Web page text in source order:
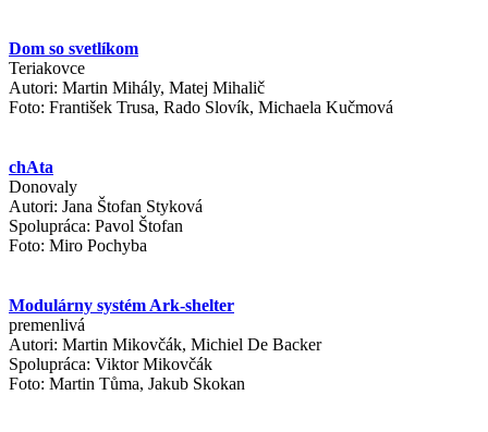
Dom so svetlíkom
Teriakovce
Autori: Martin Mihály, Matej Mihalič
Foto: František Trusa, Rado Slovík, Michaela Kučmová
chAta
Donovaly
Autori: Jana Štofan Styková
Spolupráca: Pavol Štofan
Foto: Miro Pochyba
Modulárny systém Ark-shelter
premenlivá
Autori: Martin Mikovčák, Michiel De Backer
Spolupráca: Viktor Mikovčák
Foto: Martin Tůma, Jakub Skokan